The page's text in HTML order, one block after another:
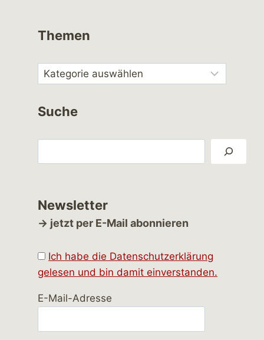
Themen
Suche
Newsletter
→ jetzt per E-Mail abonnieren
Ich habe die Datenschutzerklärung
gelesen und bin damit einverstanden.
E-Mail-Adresse